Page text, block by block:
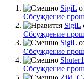
SigiL
Обсуждение
SigiL
Обсуждение
SigiL
Обсуждение
Обсуждение